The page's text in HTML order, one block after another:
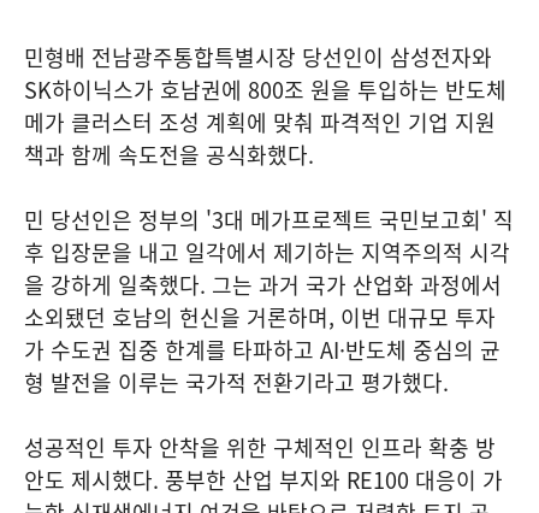
민형배 전남광주통합특별시장 당선인이 삼성전자와
SK하이닉스가 호남권에 800조 원을 투입하는 반도체
메가 클러스터 조성 계획에 맞춰 파격적인 기업 지원
책과 함께 속도전을 공식화했다.
민 당선인은 정부의 '3대 메가프로젝트 국민보고회' 직
후 입장문을 내고 일각에서 제기하는 지역주의적 시각
을 강하게 일축했다. 그는 과거 국가 산업화 과정에서
소외됐던 호남의 헌신을 거론하며, 이번 대규모 투자
가 수도권 집중 한계를 타파하고 AI·반도체 중심의 균
형 발전을 이루는 국가적 전환기라고 평가했다.
성공적인 투자 안착을 위한 구체적인 인프라 확충 방
안도 제시했다. 풍부한 산업 부지와 RE100 대응이 가